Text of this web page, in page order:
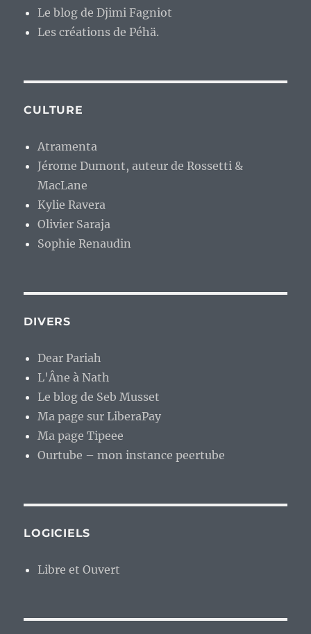
Le blog de Djimi Fagniot
Les créations de Péhä.
CULTURE
Atramenta
Jérome Dumont, auteur de Rossetti &
MacLane
Kylie Ravera
Olivier Saraja
Sophie Renaudin
DIVERS
Dear Pariah
L'Âne à Nath
Le blog de Seb Musset
Ma page sur LiberaPay
Ma page Tipeee
Ourtube – mon instance peertube
LOGICIELS
Libre et Ouvert